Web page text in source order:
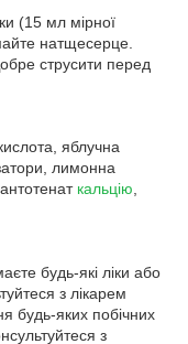
(15 мл мірної
натщесерце.
струсити перед
яблучна
лимонна
кальцію,
будь-які ліки або
з лікарем
будь-яких побічних
з